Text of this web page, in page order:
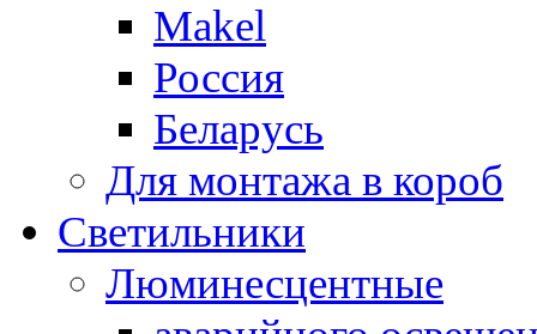
Makel
Россия
Беларусь
Для монтажа в короб
Светильники
Люминесцентные